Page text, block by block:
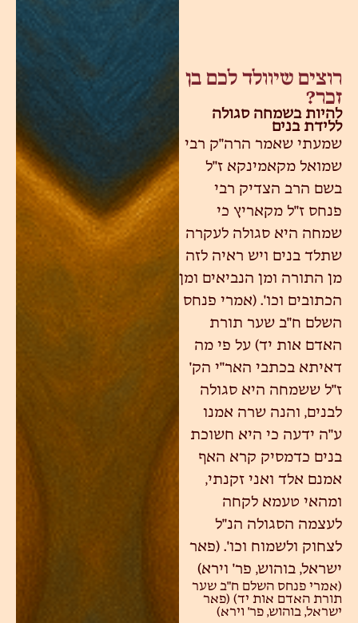
רוצים שיוולד לכם בן
זכר?
להיות בשמחה סגולה
ללידת בנים
שמעתי שאמר הרה"ק רבי
שמואל מקאמינקא ז"ל
בשם הרב הצדיק רבי
פנחס ז"ל מקאריץ כי
שמחה היא סגולה לעקרה
שתלד בנים ויש ראיה לזה
מן התורה ומן הנביאים ומן
הכתובים וכו'. (אמרי פנחס
השלם ח"ב שער תורת
האדם אות יד) על פי מה
דאיתא בכתבי האר"י הק'
ז"ל ששמחה היא סגולה
לבנים, והנה שרה אמנו
ע"ה ידעה כי היא חשוכת
בנים כדמסיק קרא האף
אמנם אלד ואני זקנתי,
ומהאי טעמא לקחה
לעצמה הסגולה הנ"ל
לצחוק ולשמוח וכו'. (פאר
ישראל, בוהוש, פר' וירא)
(אמרי פנחס השלם ח"ב שער
תורת האדם אות יד) (פאר
ישראל, בוהוש, פר' וירא)